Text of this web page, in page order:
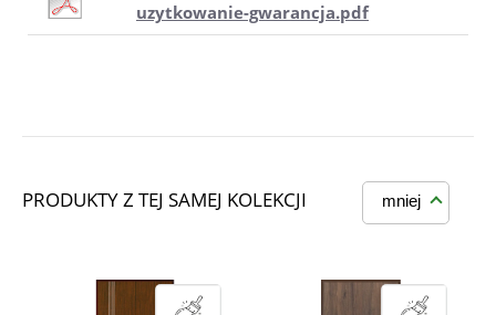
uzytkowanie-gwarancja.pdf
PRODUKTY Z TEJ SAMEJ KOLEKCJI mniej